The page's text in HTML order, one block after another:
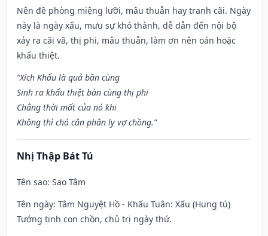
Nên đề phòng miệng lưỡi, mâu thuẫn hay tranh cãi. Ngày
này là ngày xấu, mưu sự khó thành, dễ dẫn đến nội bộ
xảy ra cãi vã, thị phi, mâu thuẫn, làm ơn nên oán hoặc
khẩu thiệt.
“Xích Khẩu là quả bần cùng
Sinh ra khẩu thiệt bàn cùng thị phi
Chẳng thời mất của nó khi
Không thì chó cắn phân ly vợ chồng.”
Nhị Thập Bát Tú
Tên sao: Sao Tâm
Tên ngày: Tâm Nguyệt Hồ - Khấu Tuân: Xấu (Hung tú)
Tướng tinh con chồn, chủ trị ngày thứ.